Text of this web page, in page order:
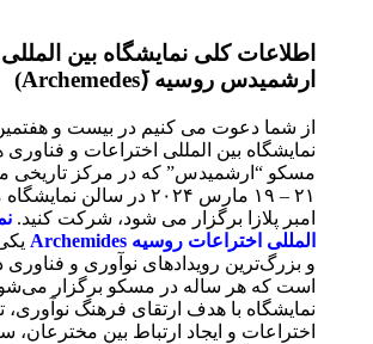
اطلاعات کلی نمایشگاه بین
ارشمیدس روسیه (َArchemedes)
نمایشگاه بین المللی اختراعات و فناوری
مسکو “ارشمیدس” که در مرکز تاریخی
۲۱ – ۱۹ مارس ۲۰۲۴ در سالن
امبر پلازا برگزار می شود، شرکت کنید.
المللی اختراعات روسیه Archemides
و بزرگ‌ترین رویدادهای نوآوری و فناوری
است که هر ساله در مسکو برگزار
نمایشگاه با هدف ارتقای فرهنگ نوآوری،
اختراعات و ایجاد ارتباط بین مخترعان،